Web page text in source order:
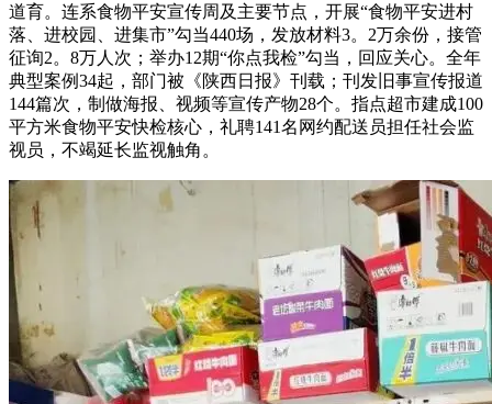
道育。连系食物平安宣传周及主要节点，开展“食物平安进村
落、进校园、进集市”勾当440场，发放材料3。2万余份，接管
征询2。8万人次；举办12期“你点我检”勾当，回应关心。全年
典型案例34起，部门被《陕西日报》刊载；刊发旧事宣传报道
144篇次，制做海报、视频等宣传产物28个。指点超市建成100
平方米食物平安快检核心，礼聘141名网约配送员担任社会监
视员，不竭延长监视触角。